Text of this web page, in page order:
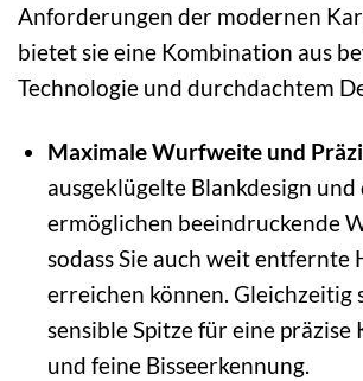
Anforderungen der modernen
bietet sie eine Kombination aus
Technologie und durchdachtem
Maximale Wurfweite und
ausgeklügelte Blankdesign
ermöglichen beeindruckende
sodass Sie auch weit entfernte
erreichen können. Gleichzeitig
sensible Spitze für eine
und feine Bisseerkennung.